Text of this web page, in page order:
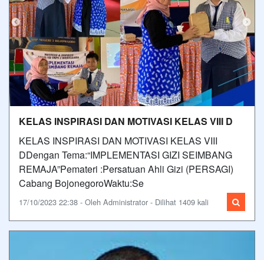
KELAS INSPIRASI DAN MOTIVASI KELAS VIII D
KELAS INSPIRASI DAN MOTIVASI KELAS VIII
DDengan Tema:“IMPLEMENTASI GIZI SEIMBANG
REMAJA”Pemateri :Persatuan Ahli Gizi (PERSAGI)
Cabang BojonegoroWaktu:Se
17/10/2023 22:38 - Oleh Administrator - Dilihat 1409 kali